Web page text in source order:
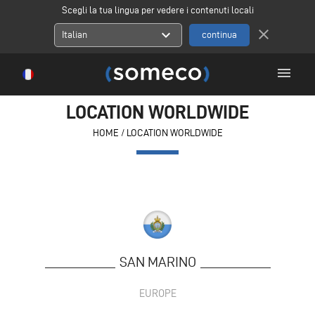
Scegli la tua lingua per vedere i contenuti locali
Italian expand_more close
menu
LOCATION WORLDWIDE
HOME / LOCATION WORLDWIDE
SAN MARINO
EUROPE